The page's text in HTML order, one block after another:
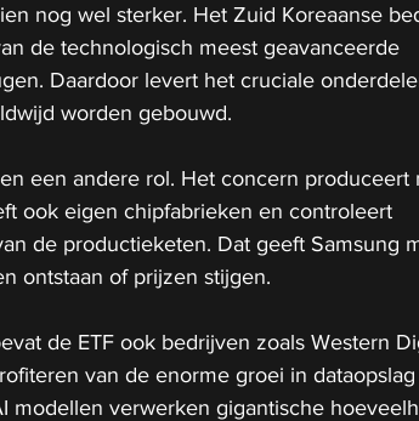
nog wel sterker. Het Zuid Koreaanse
de technologisch meest geavanceerde
Daardoor levert het cruciale
worden gebouwd.
een andere rol. Het concern produceert
ook eigen chipfabrieken en controleert
de productieketen. Dat geeft Samsung
ontstaan of prijzen stijgen.
de ETF ook bedrijven zoals Western
van de enorme groei in
modellen verwerken gigantische